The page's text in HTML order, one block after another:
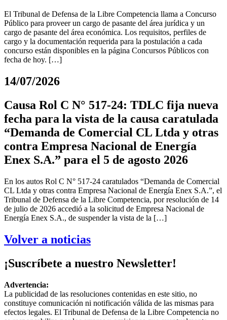
El Tribunal de Defensa de la Libre Competencia llama a Concurso
Público para proveer un cargo de pasante del área jurídica y un
cargo de pasante del área económica. Los requisitos, perfiles de
cargo y la documentación requerida para la postulación a cada
concurso están disponibles en la página Concursos Públicos con
fecha de hoy. […]
14/07/2026
Causa Rol C N° 517-24: TDLC fija nueva
fecha para la vista de la causa caratulada
“Demanda de Comercial CL Ltda y otras
contra Empresa Nacional de Energía
Enex S.A.” para el 5 de agosto 2026
En los autos Rol C N° 517-24 caratulados “Demanda de Comercial
CL Ltda y otras contra Empresa Nacional de Energía Enex S.A.”, el
Tribunal de Defensa de la Libre Competencia, por resolución de 14
de julio de 2026 accedió a la solicitud de Empresa Nacional de
Energía Enex S.A., de suspender la vista de la […]
Volver a noticias
¡Suscríbete a nuestro Newsletter!
Advertencia:
La publicidad de las resoluciones contenidas en este sitio, no
constituye comunicación ni notificación válida de las mismas para
efectos legales. El Tribunal de Defensa de la Libre Competencia no